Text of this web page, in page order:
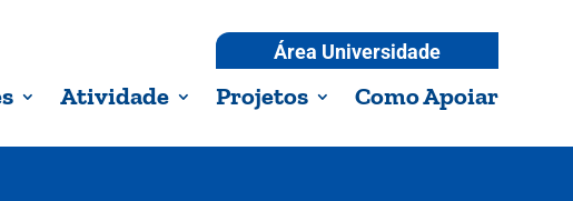
Área Universidade
Atividade Projetos Como Apoiar